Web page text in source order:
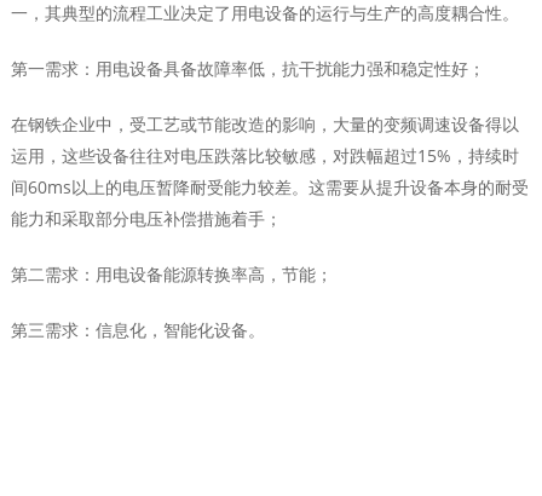
一，其典型的流程工业决定了用电设备的运行与生产的高度耦合性。
第一需求：用电设备具备故障率低，抗干扰能力强和稳定性好；
在钢铁企业中，受工艺或节能改造的影响，大量的变频调速设备得以
运用，这些设备往往对电压跌落比较敏感，对跌幅超过15%，持续时
间60ms以上的电压暂降耐受能力较差。这需要从提升设备本身的耐受
能力和采取部分电压补偿措施着手；
第二需求：用电设备能源转换率高，节能；
第三需求：信息化，智能化设备。